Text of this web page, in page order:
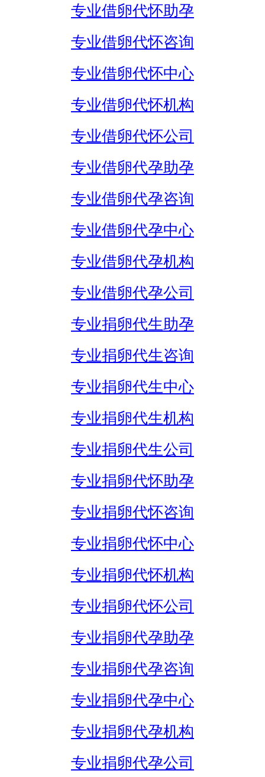
专业借卵代怀助孕
专业借卵代怀咨询
专业借卵代怀中心
专业借卵代怀机构
专业借卵代怀公司
专业借卵代孕助孕
专业借卵代孕咨询
专业借卵代孕中心
专业借卵代孕机构
专业借卵代孕公司
专业捐卵代生助孕
专业捐卵代生咨询
专业捐卵代生中心
专业捐卵代生机构
专业捐卵代生公司
专业捐卵代怀助孕
专业捐卵代怀咨询
专业捐卵代怀中心
专业捐卵代怀机构
专业捐卵代怀公司
专业捐卵代孕助孕
专业捐卵代孕咨询
专业捐卵代孕中心
专业捐卵代孕机构
专业捐卵代孕公司